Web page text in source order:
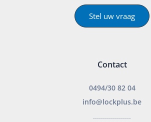
Stel uw vraag
Contact
0494/30 82 04
info@lockplus.be